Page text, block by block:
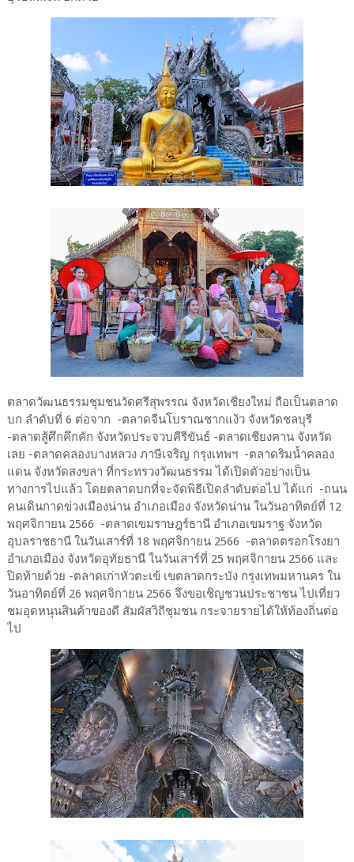
ตลาดวัฒนธรรมชุมชนวัดศรีสุพรรณ จังหวัดเชียงใหม่ ถือเป็นตลาด
บก ลำดับที่ 6 ต่อจาก -ตลาดจีนโบราณชากแง้ว จังหวัดชลบุรี
-ตลาดสู้ศึกคึกคัก จังหวัดประจวบคีรีขันธ์ -ตลาดเชียงคาน จังหวัด
เลย -ตลาดคลองบางหลวง ภาษีเจริญ กรุงเทพฯ -ตลาดริมน้ำคลอง
แดน จังหวัดสงขลา ที่กระทรวงวัฒนธรรม ได้เปิดตัวอย่างเป็น
ทางการไปแล้ว โดยตลาดบกที่จะจัดพิธีเปิดลำดับต่อไป ได้แก่ -ถนน
คนเดินกาดข่วงเมืองน่าน อำเภอเมือง จังหวัดน่าน ในวันอาทิตย์ที่ 12
พฤศจิกายน 2566 -ตลาดเขมราษฎร์ธานี อำเภอเขมราฐ จังหวัด
อุบลราชธานี ในวันเสาร์ที่ 18 พฤศจิกายน 2566 -ตลาดตรอกโรงยา
อำเภอเมือง จังหวัดอุทัยธานี ในวันเสาร์ที่ 25 พฤศจิกายน 2566 และ
ปิดท้ายด้วย -ตลาดเก่าหัวตะเข้ เขตลาดกระบัง กรุงเทพมหานคร ใน
วันอาทิตย์ที่ 26 พฤศจิกายน 2566 จึงขอเชิญชวนประชาชน ไปเที่ยว
ชมอุดหนุนสินค้าของดี สัมผัสวิถีชุมชน กระจายรายได้ให้ท้องถิ่นต่อ
ไป